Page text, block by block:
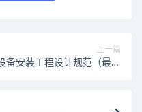
上一篇
备安装工程设计规范（最新